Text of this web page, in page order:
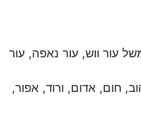
עור ווש, עור נאפה, עור
חום, אדום, ורוד, אפור,